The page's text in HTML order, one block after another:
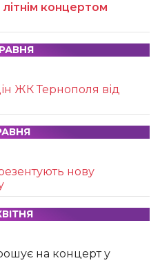
концертом
ЖК Тернополя від
нову
на концерт у